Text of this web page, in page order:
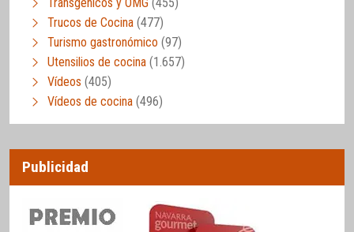
Trucos de Cocina (477)
Turismo gastronómico (97)
Utensilios de cocina (1.657)
Vídeos (405)
Vídeos de cocina (496)
Publicidad